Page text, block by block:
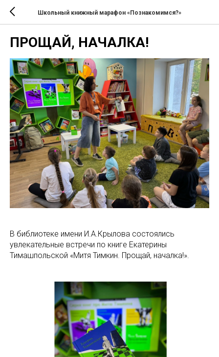
Школьный книжный марафон «Познакомимся?»
ПРОЩАЙ, НАЧАЛКА!
В библиотеке имени И.А.Крылова состоялись
увлекательные встречи по книге Екатерины
Тимашпольской «Митя Тимкин. Прощай, началка!».